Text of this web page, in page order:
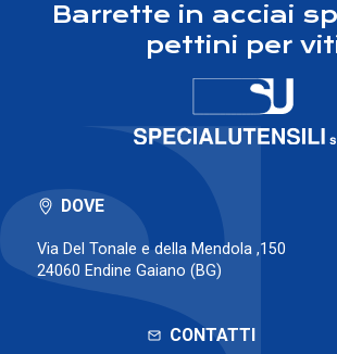
Barrette in acciai
pettini per
DOVE
Via Del Tonale e della Mendola ,150
24060 Endine Gaiano (BG)
CONTATTI